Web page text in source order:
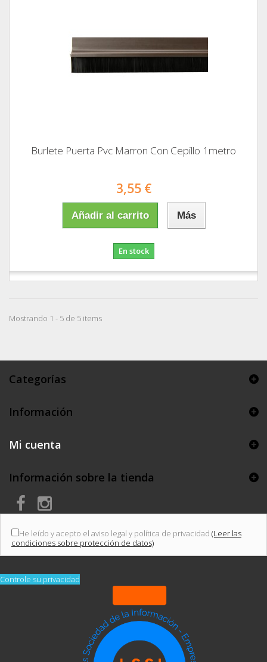
Burlete Puerta Pvc Marron Con Cepillo 1metro
3,55 €
Añadir al carrito Más
En stock
Mostrando 1 - 5 de 5 items
Categorías
Información
Mi cuenta
Información sobre la tienda
He leído y acepto el aviso legal y política de privacidad (Leer las
condiciones sobre protección de datos)
Controle su privacidad